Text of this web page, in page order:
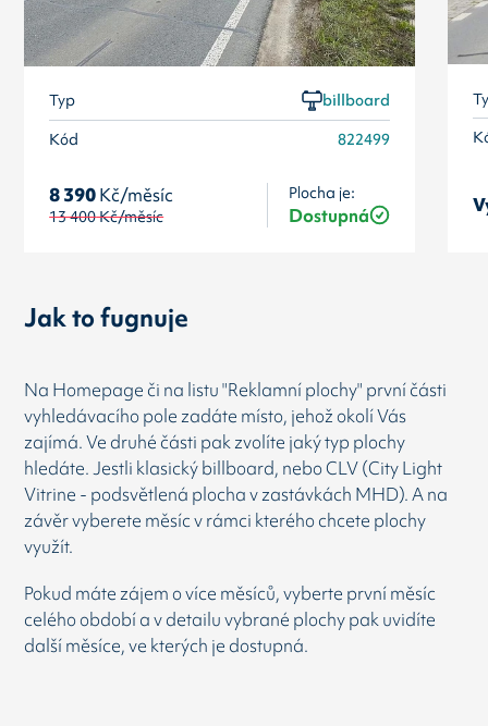
Typ
billboard
Kód
822499
8 390Kč/měsíc
13 400Kč/měsíc
Plocha je:
Dostupná
Jak to fugnuje
Na Homepage či na listu "Reklamní plochy" první části
vyhledávacího pole zadáte místo, jehož okolí Vás
zajímá. Ve druhé části pak zvolíte jaký typ plochy
hledáte. Jestli klasický billboard, nebo CLV (City Light
Vitrine - podsvětlená plocha v zastávkách MHD). A na
závěr vyberete měsíc v rámci kterého chcete plochy
využít.
Pokud máte zájem o více měsíců, vyberte první měsíc
celého období a v detailu vybrané plochy pak uvidíte
další měsíce, ve kterých je dostupná.